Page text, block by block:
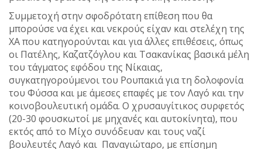
Συμμετοχή στην σφοδρότατη επίθεση που θα
μπορούσε να έχει και νεκρούς είχαν και στελέχη της
ΧΑ που κατηγορούνται και για άλλες επιθέσεις, όπως
οι Πατέλης, Καζατζόγλου και Τσακανίκας βασικά μέλη
του τάγματος εφόδου της Νίκαιας,
συγκατηγορούμενοι του Ρουπακιά για τη δολοφονία
του Φύσσα και με άμεσες επαφές με τον Λαγό και την
κοινοβουλευτική ομάδα. Ο χρυσαυγίτικος συρφετός
(20-30 φουσκωτοί με μηχανές και αυτοκίνητα), που
εκτός από το Μίχο συνόδευαν και τους ναζί
βουλευτές Λαγό και Παναγιώταρο, με επίσημη